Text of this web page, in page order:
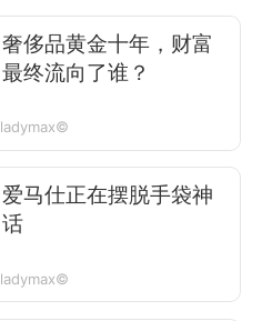
奢侈品黄金十年，财富
最终流向了谁？
ladymax©
爱马仕正在摆脱手袋神
话
ladymax©